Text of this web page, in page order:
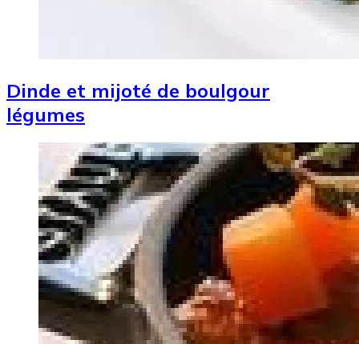
Dinde et mijoté de boulgour
légumes